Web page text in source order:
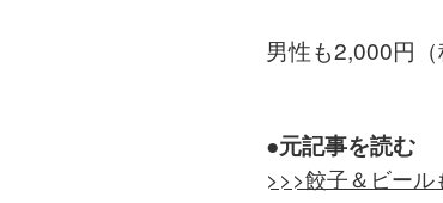
男性も2,000円
●元記事を読む
>>>餃子＆ビール